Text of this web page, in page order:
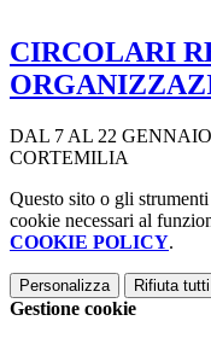
CIRCOLARI
DAL 7 AL 22
CORTEMILIA
Questo sito o gli
cookie necessari al
COOKIE POLICY.
Personalizza Rifiuta tutti
Gestione cookie